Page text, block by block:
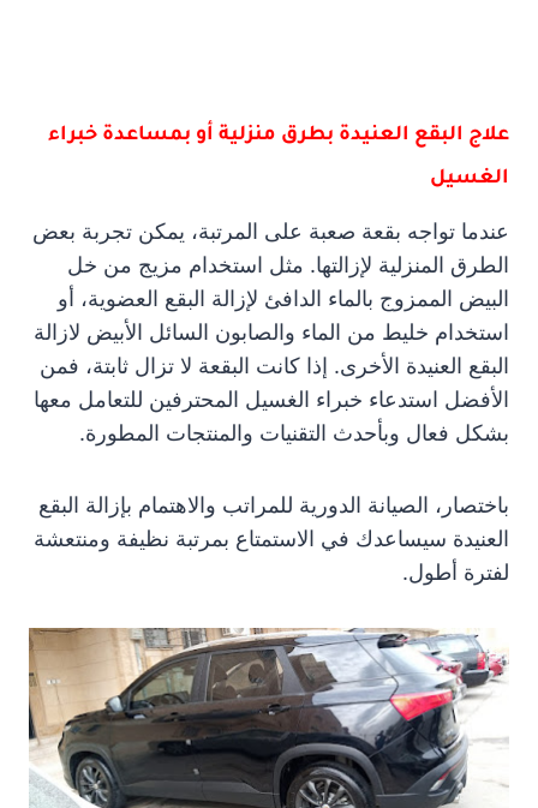
علاج البقع العنيدة بطرق منزلية أو بمساعدة خبراء
الغسيل
عندما تواجه بقعة صعبة على المرتبة، يمكن تجربة بعض
الطرق المنزلية لإزالتها. مثل استخدام مزيج من خل
البيض الممزوج بالماء الدافئ لإزالة البقع العضوية، أو
استخدام خليط من الماء والصابون السائل الأبيض لازالة
البقع العنيدة الأخرى. إذا كانت البقعة لا تزال ثابتة، فمن
الأفضل استدعاء خبراء الغسيل المحترفين للتعامل معها
بشكل فعال وبأحدث التقنيات والمنتجات المطورة.
باختصار، الصيانة الدورية للمراتب والاهتمام بإزالة البقع
العنيدة سيساعدك في الاستمتاع بمرتبة نظيفة ومنتعشة
لفترة أطول.